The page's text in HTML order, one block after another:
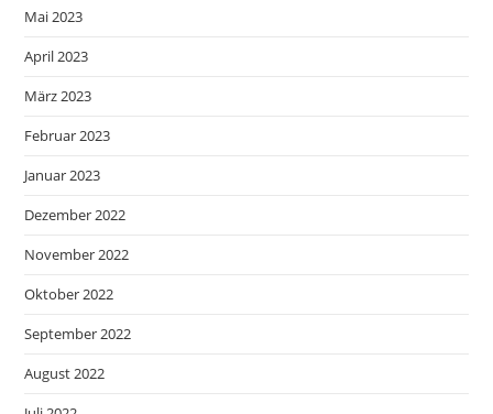
Mai 2023
April 2023
März 2023
Februar 2023
Januar 2023
Dezember 2022
November 2022
Oktober 2022
September 2022
August 2022